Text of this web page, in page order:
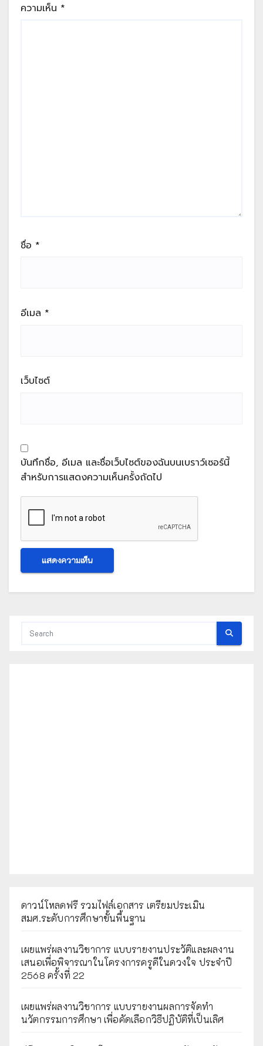
ความเห็น *
ชื่อ *
อีเมล *
เว็บไซต์
บันทึกชื่อ, อีเมล และชื่อเว็บไซต์ของฉันบนเบราว์เซอร์นี้
สำหรับการแสดงความเห็นครั้งถัดไป
ดาวน์โหลดฟรี รวมไฟล์เอกสาร เตรียมประเมิน
สมศ.ระดับการศึกษาขั้นพื้นฐาน
เผยแพร่ผลงานวิชาการ แบบรายงานประวัติและผลงาน
เสนอเพื่อพิจารณาในโครงการครูดีในดวงใจ ประจำปี
2568 ครั้งที่ 22
เผยแพร่ผลงานวิชาการ แบบรายงานผลการจัดทำ
นวัตกรรมการศึกษา เพื่อคัดเลือกวิธีปฏิบัติที่เป็นเลิศ